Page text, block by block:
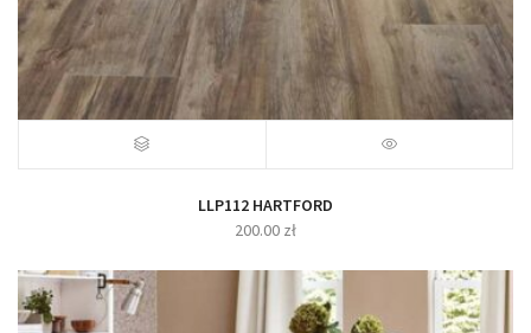
LLP112 HARTFORD
200.00 zł